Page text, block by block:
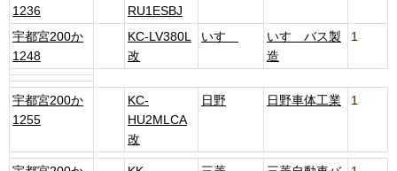
1236
RU1ESBJ
宇都宮200か
1248
KC-LV380L
改
いすゞ
いすゞバス製
造
1
宇都宮200か
1255
KC-
HU2MLCA
改
日野 日野車体工業 1